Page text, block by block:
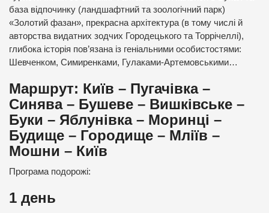
база відпочинку (ландшафтний та зоологічний парк)
«Золотий фазан», прекрасна архітектура (в тому числі й
авторства видатних зодчих Городецького та Торрічеллі),
глибока історія пов’язана із геніальними особистостями:
Шевченком, Симиренками, Гулаками-Артемовськими…
Маршрут: Київ – Пугачівка –
Синява – Бушеве – Вишківське –
Буки – Яблунівка – Моринці –
Будище – Городище – Мліїв –
Мошни – Київ
Програма подорожі:
1 день